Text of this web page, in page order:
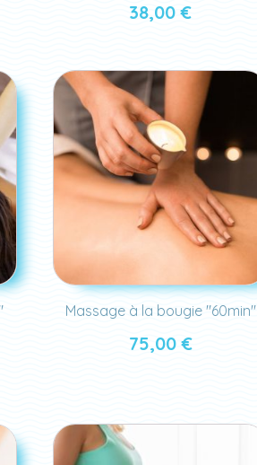
38,00€
Massage à la bougie "60min"
75,00€